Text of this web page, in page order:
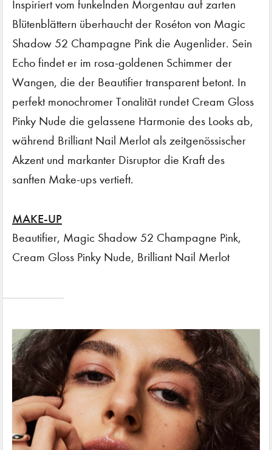
Inspiriert vom funkelnden Morgentau auf zarten
Blütenblättern überhaucht der Roséton von Magic
Shadow 52 Champagne Pink die Augenlider. Sein
Echo findet er im rosa-goldenen Schimmer der
Wangen, die der Beautifier transparent betont. In
perfekt monochromer Tonalität rundet Cream Gloss
Pinky Nude die gelassene Harmonie des Looks ab,
während Brilliant Nail Merlot als zeitgenössischer
Akzent und markanter Disruptor die Kraft des
sanften Make-ups vertieft.
MAKE-UP
Beautifier, Magic Shadow 52 Champagne Pink,
Cream Gloss Pinky Nude, Brilliant Nail Merlot